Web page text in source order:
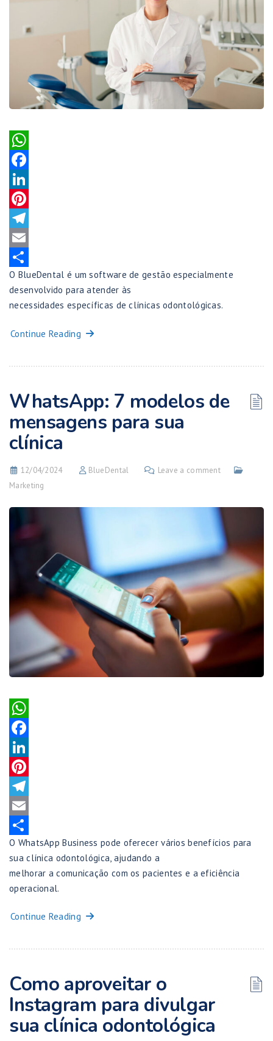
WhatsApp
Facebook
LinkedIn
Pinterest
Telegram
Email
Share
O BlueDental é um software de gestão especialmente
desenvolvido para atender às
necessidades específicas de clínicas odontológicas.
Continue Reading
WhatsApp: 7 modelos de
mensagens para sua
clínica
12/04/2024 BlueDental
Leave a comment
Marketing
WhatsApp
Facebook
LinkedIn
Pinterest
Telegram
Email
Share
O WhatsApp Business pode oferecer vários benefícios para
sua clínica odontológica, ajudando a
melhorar a comunicação com os pacientes e a eficiência
operacional.
Continue Reading
Como aproveitar o
Instagram para divulgar
sua clínica odontológica